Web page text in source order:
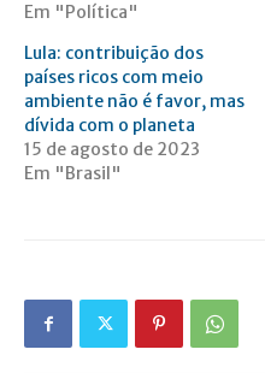
Em "Política"
Lula: contribuição dos
países ricos com meio
ambiente não é favor, mas
dívida com o planeta
15 de agosto de 2023
Em "Brasil"